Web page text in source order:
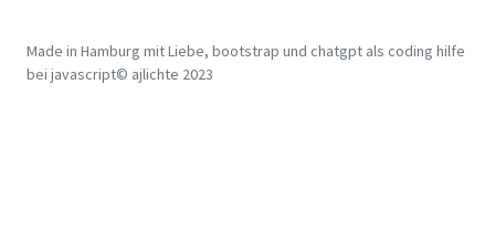
Made in Hamburg mit Liebe, bootstrap und chatgpt als coding hilfe
bei javascript© ajlichte 2023